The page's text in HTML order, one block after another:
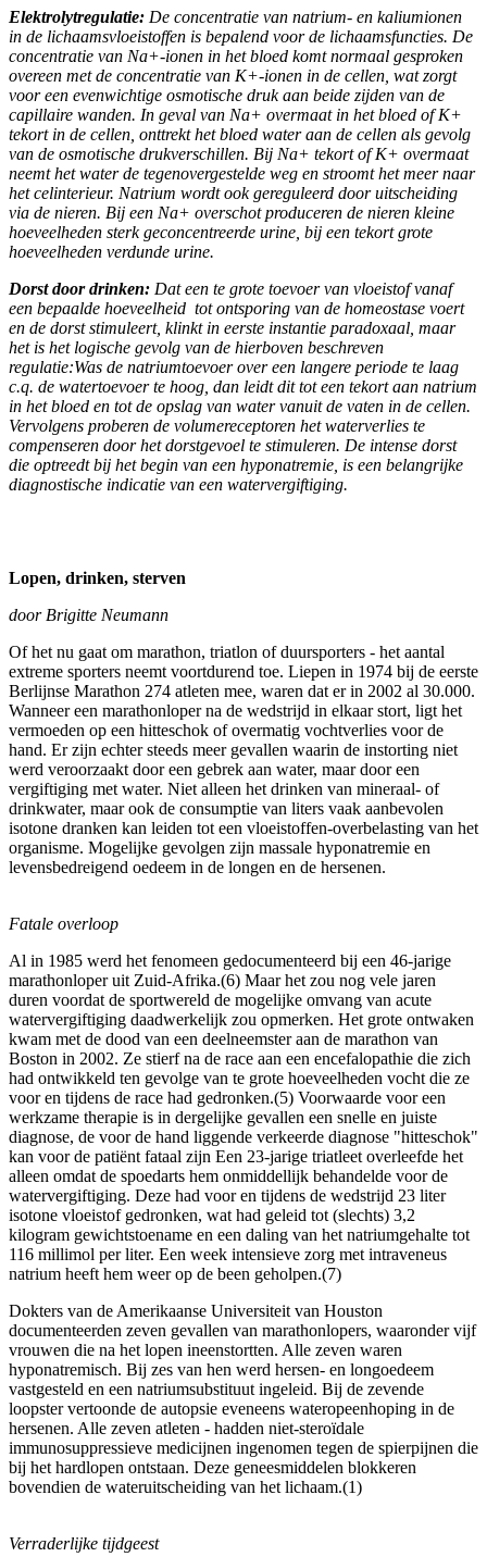
Elektrolytregulatie: De concentratie van natrium- en kaliumionen
in de lichaamsvloeistoffen is bepalend voor de lichaamsfuncties. De
concentratie van Na+-ionen in het bloed komt normaal gesproken
overeen met de concentratie van K+-ionen in de cellen, wat zorgt
voor een evenwichtige osmotische druk aan beide zijden van de
capillaire wanden. In geval van Na+ overmaat in het bloed of K+
tekort in de cellen, onttrekt het bloed water aan de cellen als gevolg
van de osmotische drukverschillen. Bij Na+ tekort of K+ overmaat
neemt het water de tegenovergestelde weg en stroomt het meer naar
het celinterieur. Natrium wordt ook gereguleerd door uitscheiding
via de nieren. Bij een Na+ overschot produceren de nieren kleine
hoeveelheden sterk geconcentreerde urine, bij een tekort grote
hoeveelheden verdunde urine.
Dorst door drinken: Dat een te grote toevoer van vloeistof vanaf
een bepaalde hoeveelheid tot ontsporing van de homeostase voert
en de dorst stimuleert, klinkt in eerste instantie paradoxaal, maar
het is het logische gevolg van de hierboven beschreven
regulatie:Was de natriumtoevoer over een langere periode te laag
c.q. de watertoevoer te hoog, dan leidt dit tot een tekort aan natrium
in het bloed en tot de opslag van water vanuit de vaten in de cellen.
Vervolgens proberen de volumereceptoren het waterverlies te
compenseren door het dorstgevoel te stimuleren. De intense dorst
die optreedt bij het begin van een hyponatremie, is een belangrijke
diagnostische indicatie van een watervergiftiging.
Lopen, drinken, sterven
door Brigitte Neumann
Of het nu gaat om marathon, triatlon of duursporters - het aantal
extreme sporters neemt voortdurend toe. Liepen in 1974 bij de eerste
Berlijnse Marathon 274 atleten mee, waren dat er in 2002 al 30.000.
Wanneer een marathonloper na de wedstrijd in elkaar stort, ligt het
vermoeden op een hitteschok of overmatig vochtverlies voor de
hand. Er zijn echter steeds meer gevallen waarin de instorting niet
werd veroorzaakt door een gebrek aan water, maar door een
vergiftiging met water. Niet alleen het drinken van mineraal- of
drinkwater, maar ook de consumptie van liters vaak aanbevolen
isotone dranken kan leiden tot een vloeistoffen-overbelasting van het
organisme. Mogelijke gevolgen zijn massale hyponatremie en
levensbedreigend oedeem in de longen en de hersenen.
Fatale overloop
Al in 1985 werd het fenomeen gedocumenteerd bij een 46-jarige
marathonloper uit Zuid-Afrika.(6) Maar het zou nog vele jaren
duren voordat de sportwereld de mogelijke omvang van acute
watervergiftiging daadwerkelijk zou opmerken. Het grote ontwaken
kwam met de dood van een deelneemster aan de marathon van
Boston in 2002. Ze stierf na de race aan een encefalopathie die zich
had ontwikkeld ten gevolge van te grote hoeveelheden vocht die ze
voor en tijdens de race had gedronken.(5) Voorwaarde voor een
werkzame therapie is in dergelijke gevallen een snelle en juiste
diagnose, de voor de hand liggende verkeerde diagnose "hitteschok"
kan voor de patiënt fataal zijn Een 23-jarige triatleet overleefde het
alleen omdat de spoedarts hem onmiddellijk behandelde voor de
watervergiftiging. Deze had voor en tijdens de wedstrijd 23 liter
isotone vloeistof gedronken, wat had geleid tot (slechts) 3,2
kilogram gewichtstoename en een daling van het natriumgehalte tot
116 millimol per liter. Een week intensieve zorg met intraveneus
natrium heeft hem weer op de been geholpen.(7)
Dokters van de Amerikaanse Universiteit van Houston
documenteerden zeven gevallen van marathonlopers, waaronder vijf
vrouwen die na het lopen ineenstortten. Alle zeven waren
hyponatremisch. Bij zes van hen werd hersen- en longoedeem
vastgesteld en een natriumsubstituut ingeleid. Bij de zevende
loopster vertoonde de autopsie eveneens wateropeenhoping in de
hersenen. Alle zeven atleten - hadden niet-steroïdale
immunosuppressieve medicijnen ingenomen tegen de spierpijnen die
bij het hardlopen ontstaan. Deze geneesmiddelen blokkeren
bovendien de wateruitscheiding van het lichaam.(1)
Verraderlijke tijdgeest